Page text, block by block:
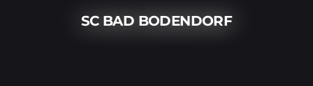
SC BAD BODENDORF